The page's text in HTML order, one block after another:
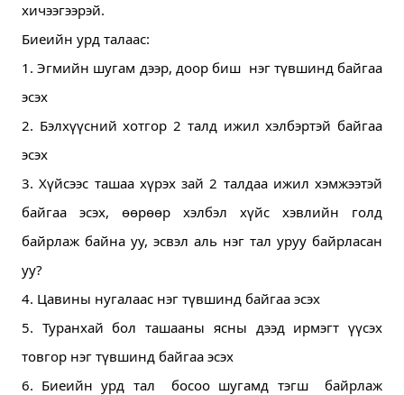
хичээгээрэй.
Биеийн урд талаас:
1. Эгмийн шугам дээр, доор биш  нэг түвшинд байгаа
эсэх
2. Бэлхүүсний хотгор 2 талд ижил хэлбэртэй байгаа
эсэх
3. Хүйсээс ташаа хүрэх зай 2 талдаа ижил хэмжээтэй
байгаа эсэх, өөрөөр хэлбэл хүйс хэвлийн голд
байрлаж байна уу, эсвэл аль нэг тал уруу байрласан
уу?
4. Цавины нугалаас нэг түвшинд байгаа эсэх
5. Туранхай бол ташааны ясны дээд ирмэгт үүсэх
товгор нэг түвшинд байгаа эсэх
6. Биеийн урд тал  босоо шугамд тэгш  байрлаж